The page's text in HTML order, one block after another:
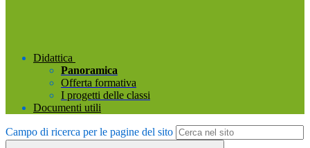
Didattica
Panoramica
Offerta formativa
I progetti delle classi
Documenti utili
Campo di ricerca per le pagine del sito